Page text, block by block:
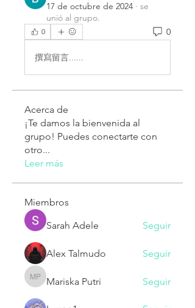
17 de octubre de 2024 · se
unió al grupo.
0 0
撰寫留言......
Acerca de
¡Te damos la bienvenida al
grupo! Puedes conectarte con
otro...
Leer más
Miembros
Sarah Adele
Seguir
Alex Talmudo Seguir
Mariska Putri
Mariska Putri Seguir